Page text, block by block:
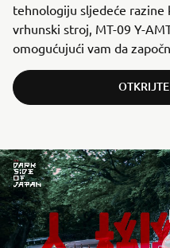
tehnologiju sljedeće razine
vrhunski stroj, MT-09 Y-
omogućujući vam da